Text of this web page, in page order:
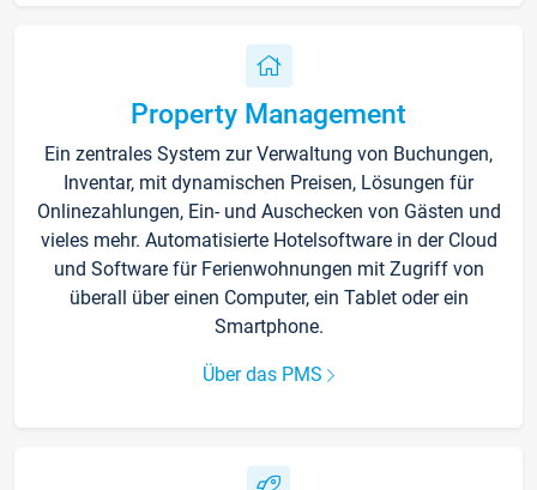
Property Management
Ein zentrales System zur Verwaltung von Buchungen,
Inventar, mit dynamischen Preisen, Lösungen für
Onlinezahlungen, Ein- und Auschecken von Gästen und
vieles mehr. Automatisierte Hotelsoftware in der Cloud
und Software für Ferienwohnungen mit Zugriff von
überall über einen Computer, ein Tablet oder ein
Smartphone.
Über das PMS